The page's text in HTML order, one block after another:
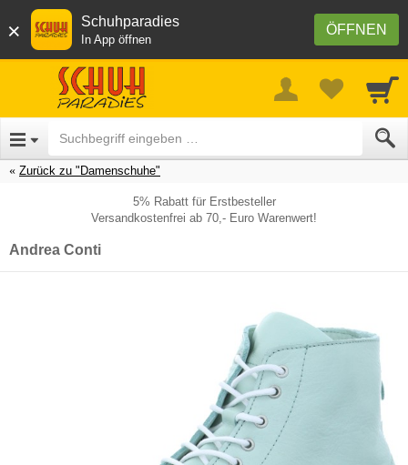
× ÖFFNEN
Schuhparadies
In App öffnen
Zurück zu "Damenschuhe"
5% Rabatt für Erstbesteller
Versandkostenfrei ab 70,- Euro Warenwert!
Andrea Conti